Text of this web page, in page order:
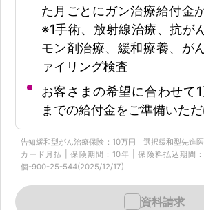
た月ごとにガン治療給付金
※1手術、放射線治療、抗が
モン剤治療、緩和療養、が
ァイリング検査
お客さまの希望に合わせて
までの給付金をご準備いただ
告知緩和型がん治療保険：10万円 選択緩和型先進
カード月払 | 保険期間：10年 | 保険料払込期間
個-900-25-544(2025/12/17)
資料請求